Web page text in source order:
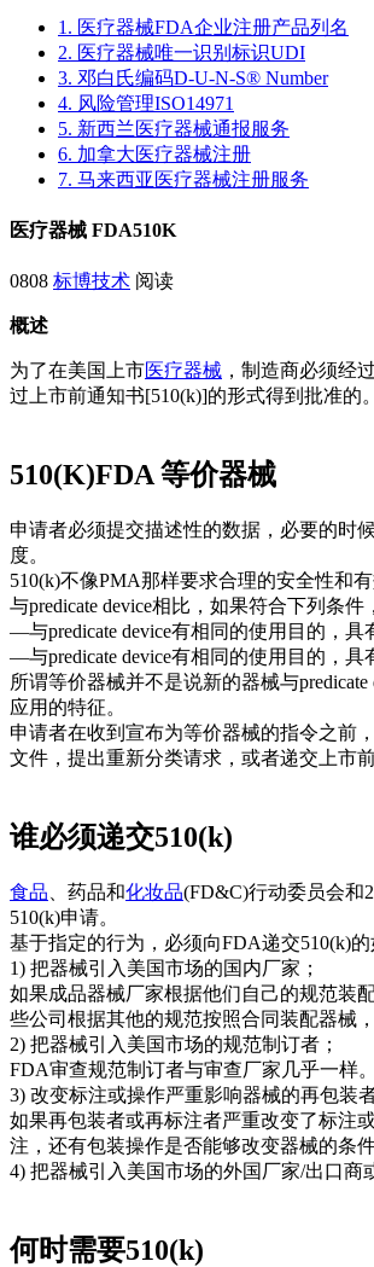
1. 医疗器械FDA企业注册产品列名
2. 医疗器械唯一识别标识UDI
3. 邓白氏编码D-U-N-S® Number
4. 风险管理ISO14971
5. 新西兰医疗器械通报服务
6. 加拿大医疗器械注册
7. 马来西亚医疗器械注册服务
医疗器械 FDA510K
0808 标博技术 阅读
概述
为了在美国上市医疗器械 ，制造商必须经
过上市前通知书[510(k)]的形式得到批准的
510(K)FDA 等价器械
申请者必须提交描述性的数据，必要的时
度。
510(k)不像PMA那样要求合理的安全性和
与predicate device相比，如果符合下列条
—与predicate device有相同的使用目的，
—与predicate device有相同的使用目的，
所谓等价器械并不是说新的器械与
应用的特征。
申请者在收到宣布为等价器械的指令之前
文件，提出重新分类请求，或者递交上市
谁必须递交510(k)
食品 、药品和化妆品(FD&C)行动委员会和
510(k)申请。
基于指定的行为，必须向FDA递交510(k)的
1) 把器械引入美国市场的国内厂家；
如果成品器械厂家根据他们自己的规范装
些公司根据其他的规范按照合同装配器械，
2) 把器械引入美国市场的规范制订者；
FDA审查规范制订者与审查厂家几乎一样
3) 改变标注或操作严重影响器械的再包装
如果再包装者或再标注者严重改变了标注
注，还有包装操作是否能够改变器械的条
4) 把器械引入美国市场的外国厂家/出口商
何时需要510(k)